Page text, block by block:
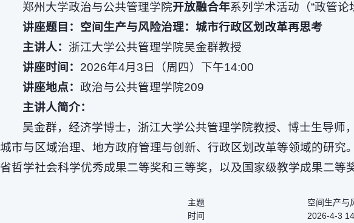
郑州大学政治与公共管理学院开放融合年系列学术活动（“政管论
讲座题目：空间生产与风险治理：城市行政区划改革再思考
主讲人： 浙江大学公共管理学院吴金群教授
讲座时间： 2026年4月3日（周四）下午14:00
讲座地点：政治与公共管理学院209
主讲人简介：
吴金群，经济学博士，浙江大学公共管理学院教授、博士生导
城市与区域治理、地方政府管理与创新、行政区划改革等领域的研
省哲学社会科学优秀成果二等奖和三等奖，以及国家级教学成果二等奖
主题 空间生产与
时间
2026-4-3